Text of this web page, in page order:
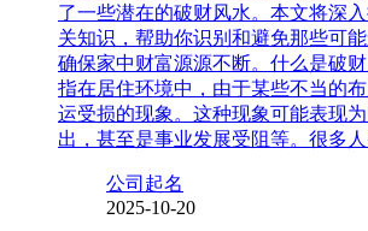
了一些潜在的破财风水。本文将深
关知识，帮助你识别和避免那些可
确保家中财富源源不断。什么是破
指在居住环境中，由于某些不当的
运受损的现象。这种现象可能表现
出，甚至是事业发展受阻等。很多人
公司起名
2025-10-20